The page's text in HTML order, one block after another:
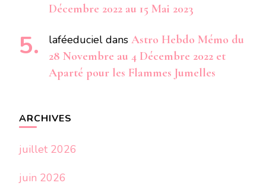
Décembre 2022 au 15 Mai 2023
laféeduciel dans Astro Hebdo Mémo du
28 Novembre au 4 Décembre 2022 et
Aparté pour les Flammes Jumelles
ARCHIVES
juillet 2026
juin 2026